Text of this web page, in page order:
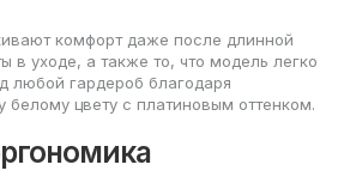
комфорт даже после длинной
в уходе, а также то, что модель легко
любой гардероб благодаря
белому цвету с платиновым оттенком.